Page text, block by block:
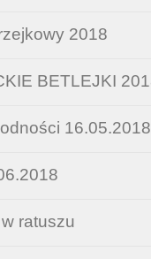
2018
BETLEJKI
16.05.2018
ratuszu